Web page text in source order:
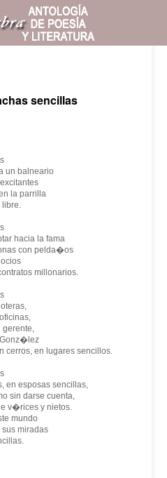
sencillas
un balneario
la parrilla
hacia la fama
con pelda�os
millonarios.
Gonz�lez
cerros, en lugares sencillos.
en esposas sencillas,
sin darse cuenta,
v�rices y nietos.
mundo
miradas